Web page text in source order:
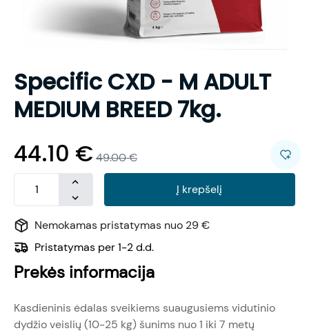
Specific CXD - M ADULT
MEDIUM BREED 7kg.
44.10 € 49.00€
Į krepšelį
Nemokamas pristatymas nuo 29 €
Pristatymas per 1-2 d.d.
Prekės informacija
Kasdieninis ėdalas sveikiems suaugusiems vidutinio
dydžio veislių (10-25 kg) šunims nuo 1 iki 7 metų